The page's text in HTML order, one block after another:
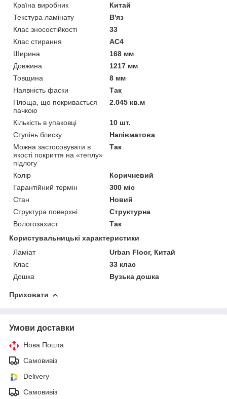
Країна виробник
Китай
Текстура ламінату
В'яз
Клас зносостійкості
33
Клас стирання
АС4
Ширина
168 мм
Довжина
1217 мм
Товщина
8 мм
Наявність фаски
Так
Площа, що покривається
пачкою
2.045 кв.м
Кількість в упаковці
10 шт.
Ступінь блиску
Напівматова
Можна застосовувати в
якості покриття на «теплу»
підлогу
Так
Колір
Коричневий
Гарантійний термін
300 міс
Стан
Новий
Структура поверхні
Структурна
Вологозахист
Так
Користувальницькі характеристики
Ламіат
Urban Floor, Китай
Клас
33 клас
Дошка
Вузька дошка
Приховати
Умови доставки
Нова Пошта
Самовивіз
Delivery
Самовивіз